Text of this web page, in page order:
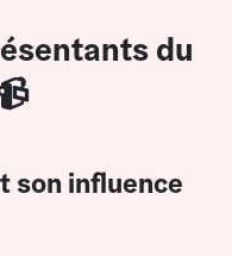
du
son influence